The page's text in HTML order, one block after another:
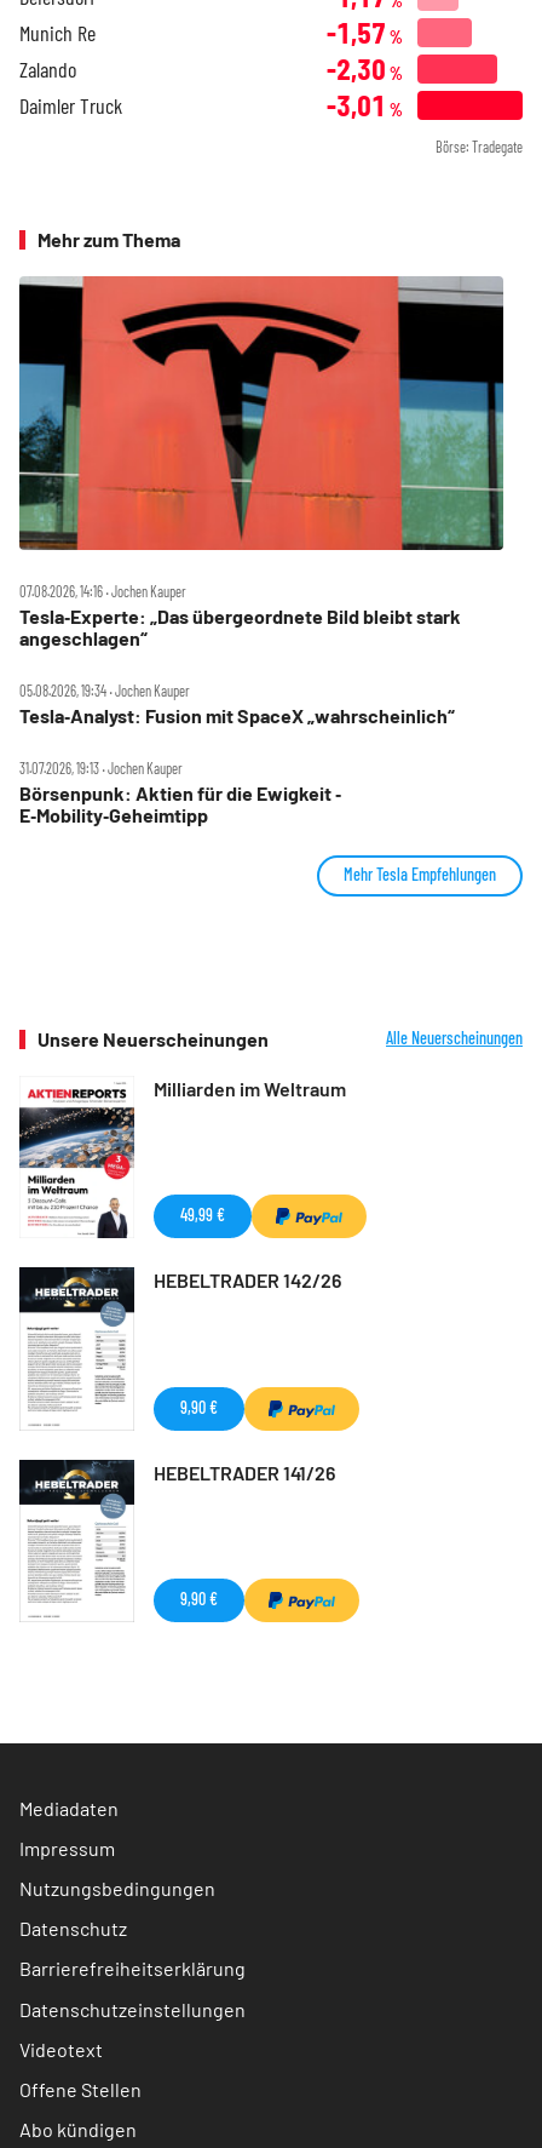
Munich Re -1,57 %
Zalando -2,30 %
Daimler Truck -3,01 %
Börse: Tradegate
Mehr zum Thema
07.08.2026, 14:16 ‧ Jochen Kauper
Tesla‑Experte: „Das übergeordnete Bild bleibt stark
angeschlagen“
05.08.2026, 19:34 ‧ Jochen Kauper
Tesla‑Analyst: Fusion mit SpaceX „wahrscheinlich“
31.07.2026, 19:13 ‧ Jochen Kauper
Börsenpunk: Aktien für die Ewigkeit ‑
E‑Mobility‑Geheimtipp
Mehr Tesla Empfehlungen
Unsere Neuerscheinungen Alle Neuerscheinungen
Milliarden im Weltraum
49,99 €
HEBELTRADER 142/26
9,90 €
HEBELTRADER 141/26
9,90 €
Mediadaten
Impressum
Nutzungsbedingungen
Datenschutz
Barrierefreiheitserklärung
Datenschutzeinstellungen
Videotext
Offene Stellen
Abo kündigen